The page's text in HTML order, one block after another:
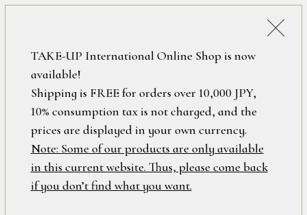
ONLINE SHOP
フリーワード
在庫なし含む
アイテム
ロ
グ
イ
ン
/
新
規
会
TAKE-UP International Online Shop is now
available!
Shipping is FREE for orders over 10,000 JPY,
10% consumption tax is not charged, and the
prices are displayed in your own currency.
Note: Some of our products are only available
in this current website. Thus, please come back
if you don’t find what you want.